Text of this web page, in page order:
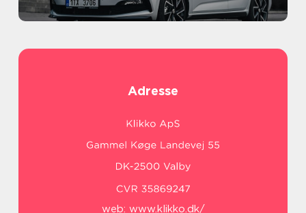
Adresse
web: www.klikko.dk/